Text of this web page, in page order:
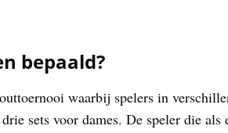
bepaald?
waarbij spelers in
sets voor dames. De speler die als